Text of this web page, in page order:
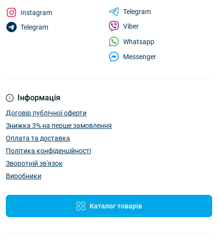
Інформація
Договір публічної оферти
Знижка 3% на перше замовлення
Оплата та доставка
Політика конфіденційності
Зворотній зв'язок
Виробники
Каталог товарів
Instagram
Telegram
Telegram
Viber
Whatsapp
Messenger